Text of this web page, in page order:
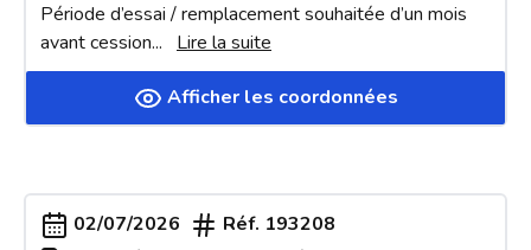
Période d’essai / remplacement souhaitée d’un mois
avant cession... Lire la suite
Afficher les coordonnées
02/07/2026 Réf. 193208